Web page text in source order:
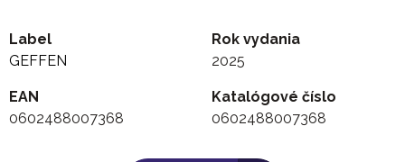
Label
GEFFEN
Rok vydania
2025
EAN
0602488007368
Katalógové číslo
0602488007368